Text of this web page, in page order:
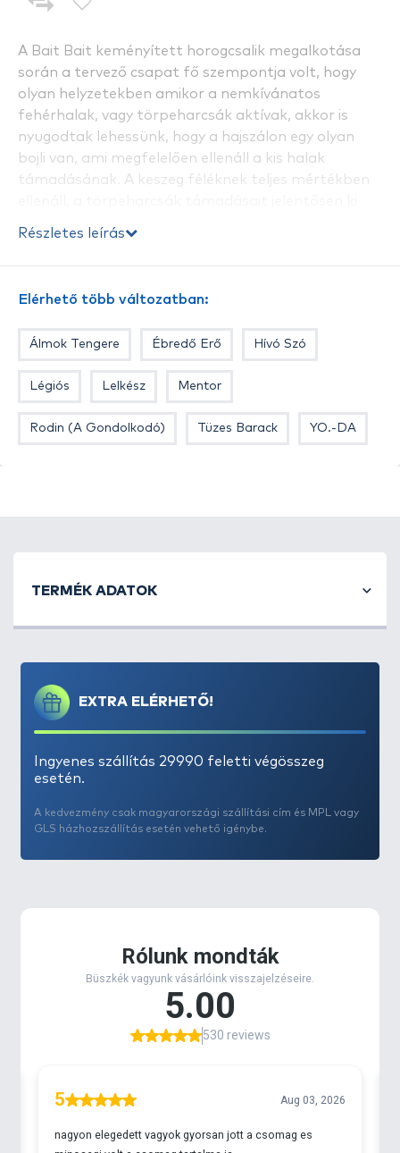
A Bait Bait keményített horogcsalik megalkotása
során a tervező csapat fő szempontja volt, hogy
olyan helyzetekben amikor a nemkívánatos
fehérhalak, vagy törpeharcsák aktívak, akkor is
nyugodtak lehessünk, hogy a hajszálon egy olyan
bojli van, ami megfelelően ellenáll a kis halak
támadásának. A keszeg féléknek teljes mértékben
Részletes leírás
Elérhető több változatban:
Álmok Tengere Ébredő Erő Hívó Szó
Légiós Lelkész Mentor
Rodin (A Gondolkodó) Tüzes Barack YO.-DA
EXTRA ELÉRHETŐ!
Ingyenes szállítás 29990 feletti végösszeg
esetén.
A kedvezmény csak magyarországi szállítási cím és MPL vagy
GLS házhozszállítás esetén vehető igénybe.
TERMÉK ADATOK